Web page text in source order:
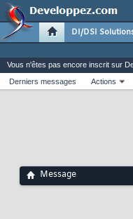
DI/DSI
Vous n'êtes pas encore inscrit sur
Derniers messages
Actions
Message